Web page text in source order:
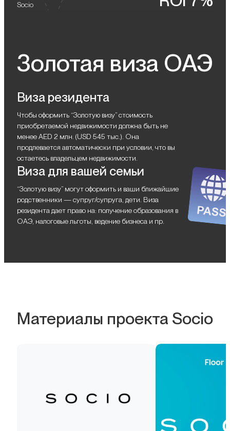
Socio
Золотая виза ОАЭ
Виза резидента
Чтобы оформить “Золотую визу” стоимость
приобретаемой недвижимости должна быть не
менее AED 2 млн. (USD 545 тыс.). Она
продлевается автоматически при условии, что вы
остаетесь владельцем недвижимости.
Виза для вашей семьи
“Золотую визу” могут оформить и ваши ближайшие
родственники — супруг/супруга, дети. Виза
резидента дает право на: получение образования в
ОАЭ, налоговые льготы, ведение бизнеса и пр.
Материалы проекта Socio